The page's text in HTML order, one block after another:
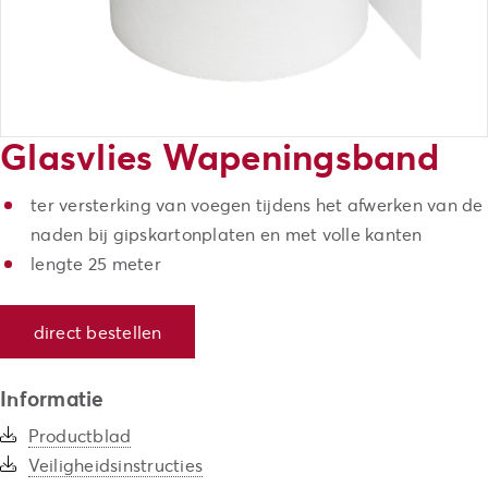
Glasvlies Wapeningsband
ter versterking van voegen tijdens het afwerken van de
naden bij gipskartonplaten en met volle kanten
lengte 25 meter
direct bestellen
Informatie
Productblad
Veiligheidsinstructies